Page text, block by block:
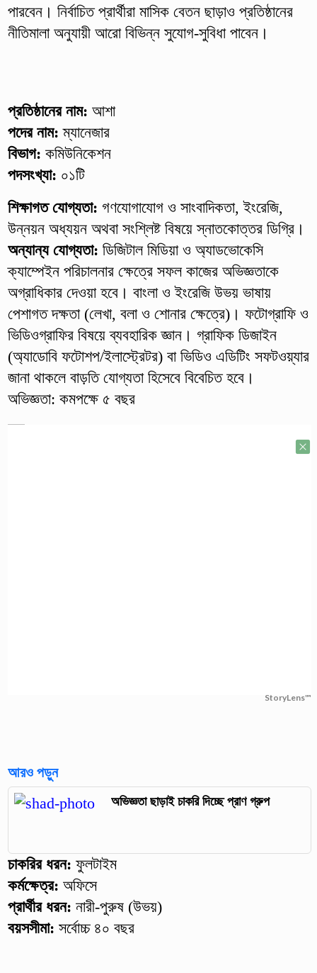
পারবেন। নির্বাচিত প্রার্থীরা মাসিক বেতন ছাড়াও প্রতিষ্ঠানের
নীতিমালা অনুযায়ী আরো বিভিন্ন সুযোগ-সুবিধা পাবেন।
প্রতিষ্ঠানের নাম: আশা
পদের নাম: ম্যানেজার
বিভাগ: কমিউনিকেশন
পদসংখ্যা: ০১টি
শিক্ষাগত যোগ্যতা: গণযোগাযোগ ও সাংবাদিকতা, ইংরেজি,
উন্নয়ন অধ্যয়ন অথবা সংশ্লিষ্ট বিষয়ে স্নাতকোত্তর ডিগ্রি।
অন্যান্য যোগ্যতা: ডিজিটাল মিডিয়া ও অ্যাডভোকেসি
ক্যাম্পেইন পরিচালনার ক্ষেত্রে সফল কাজের অভিজ্ঞতাকে
অগ্রাধিকার দেওয়া হবে। বাংলা ও ইংরেজি উভয় ভাষায়
পেশাগত দক্ষতা (লেখা, বলা ও শোনার ক্ষেত্রে)। ফটোগ্রাফি ও
ভিডিওগ্রাফির বিষয়ে ব্যবহারিক জ্ঞান। গ্রাফিক ডিজাইন
(অ্যাডোবি ফটোশপ/ইলাস্ট্রেটর) বা ভিডিও এডিটিং সফটওয়্যার
জানা থাকলে বাড়তি যোগ্যতা হিসেবে বিবেচিত হবে।
অভিজ্ঞতা: কমপক্ষে ৫ বছর
StoryLens™
আরও পড়ুন
অভিজ্ঞতা ছাড়াই চাকরি দিচ্ছে প্রাণ গ্রুপ
চাকরির ধরন: ফুলটাইম
কর্মক্ষেত্র: অফিসে
প্রার্থীর ধরন: নারী-পুরুষ (উভয়)
বয়সসীমা: সর্বোচ্চ ৪০ বছর